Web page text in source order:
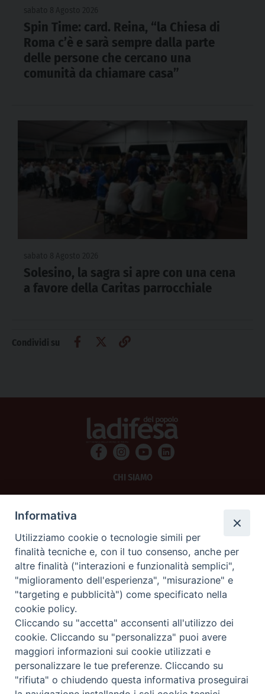
Spin Time: card. Reina, “la Chiesa di
Roma c’è e sarà sempre dalla parte
delle persone che cercano una
comunità da chiamare casa”
Solesino, la sagra si apre con una cena
a favore della Caritas parrocchiale
Condividi su
CHI SIAMO
SCRIVICI
La Difesa srl - P.iva 05125420280
La Difesa del Popolo percepisce i contributi pubblici all'editoria.
La Difesa del Popolo, tramite la Fisc (Federazione Italiana Settimanali Cattolici)
ha aderito allo IAP (Istituto dell'Autodisciplina Pubblicitaria) accettando il Codice
di Autodisciplina della Comunicazione Commerciale.
La Difesa del Popolo è una testata registrata presso il Tribunale di Padova
decreto del 15 giugno 1950 al n. 37 del registro periodici.
Informativa
Utilizziamo cookie o tecnologie simili per
finalità tecniche e, con il tuo consenso, anche per
altre finalità ("interazioni e funzionalità semplici",
"miglioramento dell'esperienza", "misurazione" e
"targeting e pubblicità") come specificato nella
cookie policy.
Cliccando su "accetta" acconsenti all'utilizzo dei
cookie. Cliccando su "personalizza" puoi avere
maggiori informazioni sui cookie utilizzati e
personalizzare le tue preferenze. Cliccando su
"rifiuta" o chiudendo questa informativa proseguirai